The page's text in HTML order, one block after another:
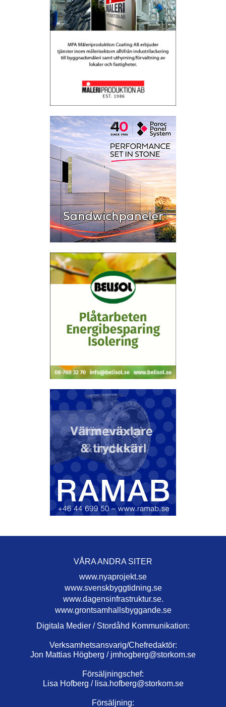
VÅRA ANDRA SITER
www.nyaprojekt.se
www.svenskbyggtidning.se
www.dagensinfrastruktur.se.
www.grontsamhallsbyggande.se
Digitala Medier / Stordåhd Kommunikation:
Verksamhetsansvarig/Chefredaktör:
Jon Mattias Högberg / jmhogberg@storkom.se
Försäljningschef:
Lisa Hofberg / lisa.hofberg@storkom.se
Försäljning: